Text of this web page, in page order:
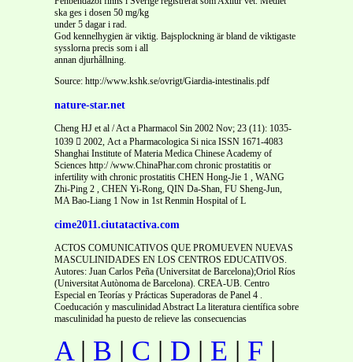
ska ges i dosen 50 mg/kg
under 5 dagar i rad.
God kennelhygien är viktig. Bajsplockning är bland de viktigaste
sysslorna precis som i all
annan djurhållning.
Source: http://www.kshk.se/ovrigt/Giardia-intestinalis.pdf
nature-star.net
Cheng HJ et al / Act a Pharmacol Sin 2002 Nov; 23 (11): 1035-
1039  2002, Act a Pharmacologica Si nica ISSN 1671-4083
Shanghai Institute of Materia Medica Chinese Academy of
Sciences http:/ /www.ChinaPhar.com chronic prostatitis or
infertility with chronic prostatitis CHEN Hong-Jie 1 , WANG
Zhi-Ping 2 , CHEN Yi-Rong, QIN Da-Shan, FU Sheng-Jun,
MA Bao-Liang 1 Now in 1st Renmin Hospital of L
cime2011.ciutatactiva.com
ACTOS COMUNICATIVOS QUE PROMUEVEN NUEVAS
MASCULINIDADES EN LOS CENTROS EDUCATIVOS.
Autores: Juan Carlos Peña (Universitat de Barcelona);Oriol Ríos
(Universitat Autònoma de Barcelona). CREA-UB. Centro
Especial en Teorías y Prácticas Superadoras de Panel 4 .
Coeducación y masculinidad Abstract La literatura científica sobre
masculinidad ha puesto de relieve las consecuencias
A| B | C | D | E | F |